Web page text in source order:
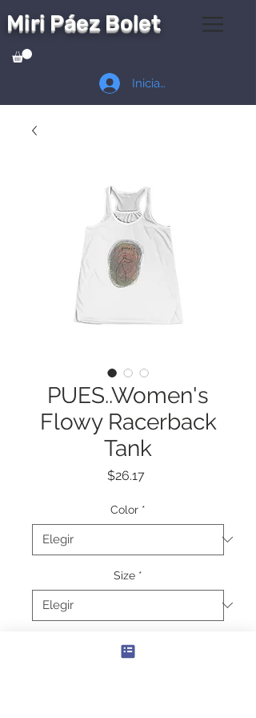
Miri Páez Bolet
Iniciar sesión
PUES..Women's
Flowy Racerback
Tank
$26.17
Color *
Size *